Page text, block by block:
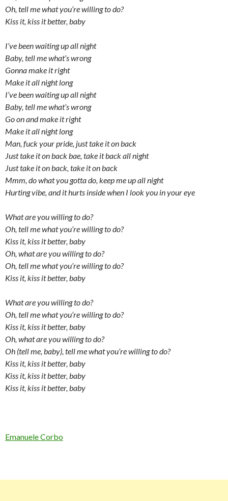
Oh, tell me what you’re willing to do?
Kiss it, kiss it better, baby
I’ve been waiting up all night
Baby, tell me what’s wrong
Gonna make it right
Make it all night long
I’ve been waiting up all night
Baby, tell me what’s wrong
Go on and make it right
Make it all night long
Man, fuck your pride, just take it on back
Just take it on back bae, take it back all night
Just take it on back, take it on back
Mmm, do what you gotta do, keep me up all night
Hurting vibe, and it hurts inside when I look you in your eye
What are you willing to do?
Oh, tell me what you’re willing to do?
Kiss it, kiss it better, baby
Oh, what are you willing to do?
Oh, tell me what you’re willing to do?
Kiss it, kiss it better, baby
What are you willing to do?
Oh, tell me what you’re willing to do?
Kiss it, kiss it better, baby
Oh, what are you willing to do?
Oh (tell me, baby), tell me what you’re willing to do?
Kiss it, kiss it better, baby
Kiss it, kiss it better, baby
Kiss it, kiss it better, baby
Emanuele Corbo